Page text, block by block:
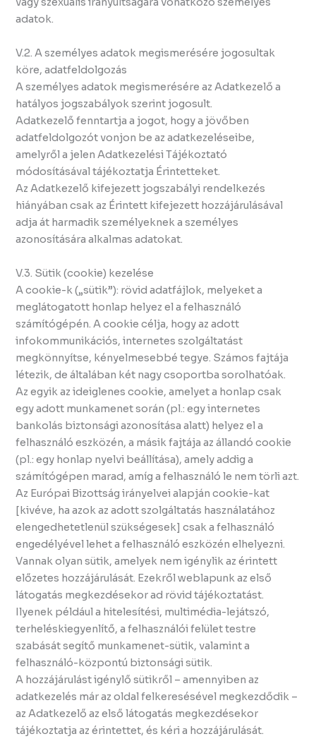
adatok.
V.2. A személyes adatok megismerésére jogosultak
köre, adatfeldolgozás
A személyes adatok megismerésére az Adatkezelő a
hatályos jogszabályok szerint jogosult.
Adatkezelő fenntartja a jogot, hogy a jövőben
adatfeldolgozót vonjon be az adatkezeléseibe,
amelyről a jelen Adatkezelési Tájékoztató
módosításával tájékoztatja Érintetteket.
Az Adatkezelő kifejezett jogszabályi rendelkezés
hiányában csak az Érintett kifejezett hozzájárulásával
adja át harmadik személyeknek a személyes
azonosítására alkalmas adatokat.
V.3. Sütik (cookie) kezelése
A cookie-k („sütik”): rövid adatfájlok, melyeket a
meglátogatott honlap helyez el a felhasználó
számítógépén. A cookie célja, hogy az adott
infokommunikációs, internetes szolgáltatást
megkönnyítse, kényelmesebbé tegye. Számos fajtája
létezik, de általában két nagy csoportba sorolhatóak.
Az egyik az ideiglenes cookie, amelyet a honlap csak
egy adott munkamenet során (pl.: egy internetes
bankolás biztonsági azonosítása alatt) helyez el a
felhasználó eszközén, a másik fajtája az állandó cookie
(pl.: egy honlap nyelvi beállítása), amely addig a
számítógépen marad, amíg a felhasználó le nem törli azt.
Az Európai Bizottság irányelvei alapján cookie-kat
[kivéve, ha azok az adott szolgáltatás használatához
elengedhetetlenül szükségesek] csak a felhasználó
engedélyével lehet a felhasználó eszközén elhelyezni.
Vannak olyan sütik, amelyek nem igénylik az érintett
előzetes hozzájárulását. Ezekről weblapunk az első
látogatás megkezdésekor ad rövid tájékoztatást.
Ilyenek például a hitelesítési, multimédia-lejátszó,
terheléskiegyenlítő, a felhasználói felület testre
szabását segítő munkamenet-sütik, valamint a
felhasználó-központú biztonsági sütik.
A hozzájárulást igénylő sütikről – amennyiben az
adatkezelés már az oldal felkeresésével megkezdődik –
az Adatkezelő az első látogatás megkezdésekor
tájékoztatja az érintettet, és kéri a hozzájárulását.